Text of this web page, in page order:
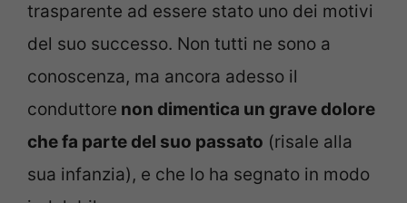
trasparente ad essere stato uno dei motivi
del suo successo. Non tutti ne sono a
conoscenza, ma ancora adesso il
conduttore non dimentica un grave dolore
che fa parte del suo passato (risale alla
sua infanzia), e che lo ha segnato in modo